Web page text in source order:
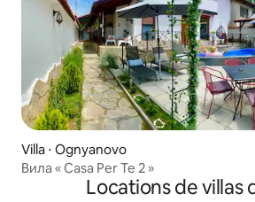
Villa ⋅ Ognyanovo
Вила « Casa Per Te 2 »
Locations de villas